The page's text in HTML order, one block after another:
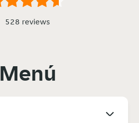
528 reviews
Menú